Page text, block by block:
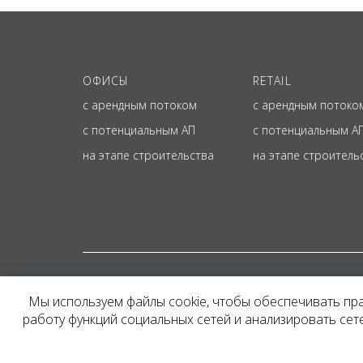
ОФИСЫ
с арендным потоком
с потенциальным АП
на этапе строительства
RETAIL
с арендным
с потенциальным
на этапе
Представленная на
и не является
Мы используем файлы cookie, чтобы обеспечивать
работу функций социальных сетей и анализировать